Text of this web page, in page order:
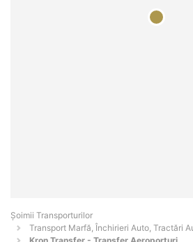
Șoimii Transporturilor
Transport Marfă, Închirieri Auto, Tractări